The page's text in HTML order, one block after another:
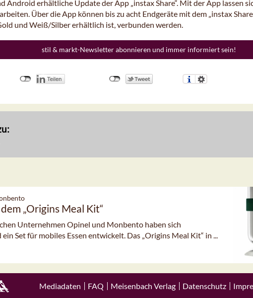
Android erhältliche Update der App „instax Share“. Mit der App lassen
Über die App können bis zu acht Endgeräte mit dem „instax Share
und Weiß/Silber erhältlich ist, verbunden werden.
stil & markt-Newsletter abonnieren und immer informiert sein!
„Origins Meal Kit“
Unternehmen Opinel und Monbento haben sich
Set für mobiles Essen entwickelt. Das „Origins Meal Kit“ in ...
Mediadaten FAQ Meisenbach Verlag Datenschutz